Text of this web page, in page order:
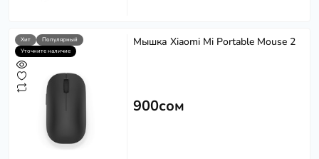
Хит
Популярный
Уточните наличие
Мышка Xiaomi Mi Portable Mouse 2
900сом